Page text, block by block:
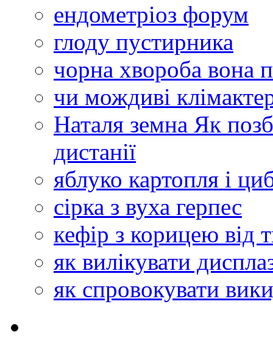
ендометріоз форум
глоду пустирника
чорна хвороба вона
чи мождиві
Наталя земна Як
дистанії
яблуко картопля і
сірка з вуха герпес
кефір з корицею від
як вилікувати
як спровокувати